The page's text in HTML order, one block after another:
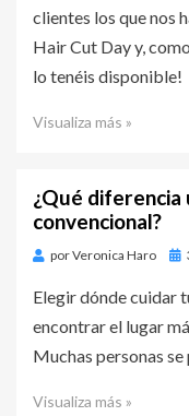
clientes los que nos
Hair Cut Day y,
lo tenéis disponible!
Visualiza más »
¿Qué diferencia
convencional?
porVeronica Haro
Elegir dónde cuidar
encontrar el lugar
Muchas personas se
Visualiza más »